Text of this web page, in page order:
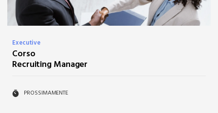
Executive
Corso
Recruiting Manager
PROSSIMAMENTE